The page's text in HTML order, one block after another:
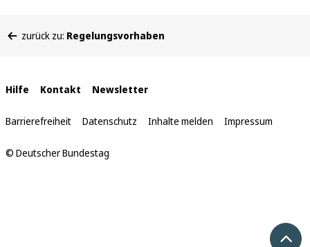
befinden
zurück zu: Regelungsvorhaben
Interne
Links
Hilfe Kontakt Newsletter
Barrierefreiheit Datenschutz Inhalte melden Impressum
© Deutscher Bundestag